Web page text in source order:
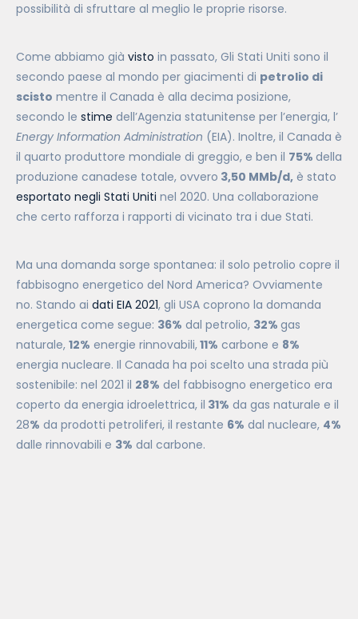
possibilità di sfruttare al meglio le proprie risorse.
Come abbiamo già visto in passato, Gli Stati Uniti sono il
secondo paese al mondo per giacimenti di petrolio di
scisto mentre il Canada è alla decima posizione,
secondo le stime dell’Agenzia statunitense per l’energia, l’
Energy Information Administration (EIA). Inoltre, il Canada è
il quarto produttore mondiale di greggio, e ben il 75% della
produzione canadese totale, ovvero 3,50 MMb/d, è stato
esportato negli Stati Uniti nel 2020. Una collaborazione
che certo rafforza i rapporti di vicinato tra i due Stati.
Ma una domanda sorge spontanea: il solo petrolio copre il
fabbisogno energetico del Nord America? Ovviamente
no. Stando ai dati EIA 2021, gli USA coprono la domanda
energetica come segue: 36% dal petrolio, 32% gas
naturale, 12% energie rinnovabili,11% carbone e 8%
energia nucleare. Il Canada ha poi scelto una strada più
sostenibile: nel 2021 il 28% del fabbisogno energetico era
coperto da energia idroelettrica, il 31% da gas naturale e il
28% da prodotti petroliferi, il restante 6% dal nucleare, 4%
dalle rinnovabili e 3% dal carbone.